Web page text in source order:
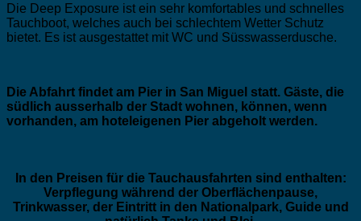
Die Deep Exposure ist ein sehr komfortables und schnelles
Tauchboot, welches auch bei schlechtem Wetter Schutz
bietet. Es ist ausgestattet mit WC und Süsswasserdusche.
Die Abfahrt findet am Pier in San Miguel statt. Gäste, die
südlich ausserhalb der Stadt wohnen, können, wenn
vorhanden, am hoteleigenen Pier abgeholt werden.
In den Preisen für die Tauchausfahrten sind enthalten:
Verpflegung während der Oberflächenpause,
Trinkwasser, der Eintritt in den Nationalpark, Guide und